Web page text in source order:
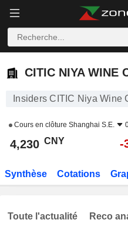
CITIC NIYA WINE CO.,
CITIC NIYA WINE
Insiders CITIC Niya Wine
Cours en clôture Shanghai S.E.
4,230 CNY -
Synthèse Cotations
Toute l'actualité Reco